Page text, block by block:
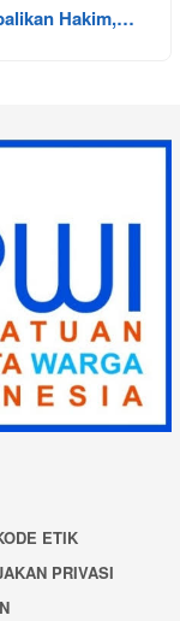
Hakim,…
ETIK
PRIVASI